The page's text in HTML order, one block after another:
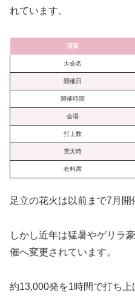
れています。
項目
大会名
開催日
開催時間
会場
打上数
荒天時
有料席
足立の花火は以前まで7月開
しかし近年は猛暑やゲリラ
催へ変更されています。
約13,000発を1時間で打ち